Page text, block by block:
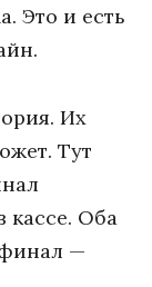
Это и есть
Их
Тут
кассе. Оба
—